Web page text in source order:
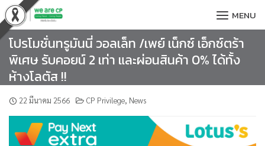
Skip
to
content
MENU
โปรโมชั่นทรูมันนี่ วอลเล็ท /เพย์ เน็กซ์ เอ็กซ์ตร้า
พิเศษ รับคอยน์ 2 เท่า และผ่อนสินค้า 0% ได้ทั้ง
ห้างโลตัส !!
22 มีนาคม 2566 CP Privilege, News